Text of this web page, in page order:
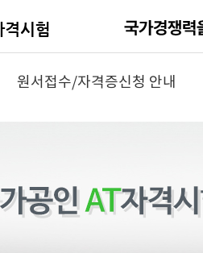
원서접수/자격증신청 안내